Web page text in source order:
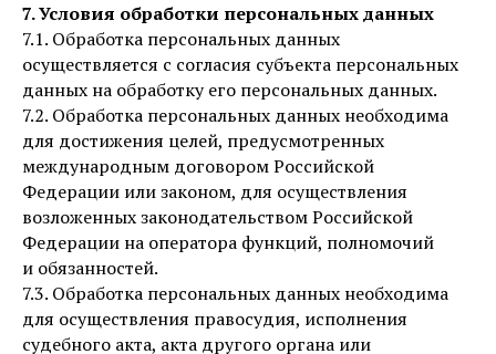
7. Условия обработки персональных данных
7.1. Обработка персональных данных
осуществляется с согласия субъекта персональных
данных на обработку его персональных данных.
7.2. Обработка персональных данных необходима
для достижения целей, предусмотренных
международным договором Российской
Федерации или законом, для осуществления
возложенных законодательством Российской
Федерации на оператора функций, полномочий
и обязанностей.
7.3. Обработка персональных данных необходима
для осуществления правосудия, исполнения
судебного акта, акта другого органа или